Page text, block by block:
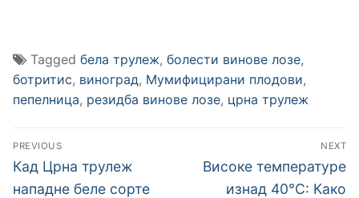
Tagged бела трулеж, болести винове лозе,
ботритис, виноград, Мумифицирани плодови,
пепелница, резидба винове лозе, црна трулеж
Кретање
чланка
PREVIOUS
Previous
post:
Кад Црна трулеж
нападне беле сорте
NEXT
Next
post:
Високе температуре
изнад 40°C: Како